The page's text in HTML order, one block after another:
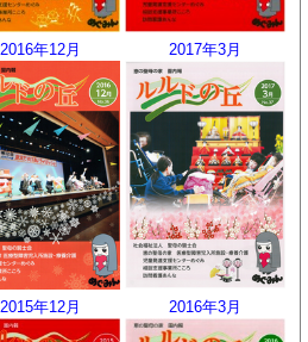
2016年12月 2017年3月
2015年12月 2016年3月